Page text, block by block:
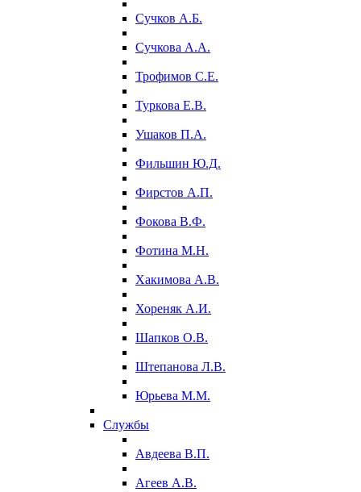
Сучков А.Б.
Сучкова А.А.
Трофимов С.Е.
Туркова Е.В.
Ушаков П.А.
Фильшин Ю.Д.
Фирстов А.П.
Фокова В.Ф.
Фотина М.Н.
Хакимова А.В.
Хореняк А.И.
Шапков О.В.
Штепанова Л.В.
Юрьева М.М.
Службы
Авдеева В.П.
Агеев А.В.